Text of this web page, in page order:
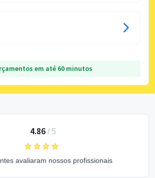
em até 60 minutos
4.86 / 5
avaliaram nossos profissionais